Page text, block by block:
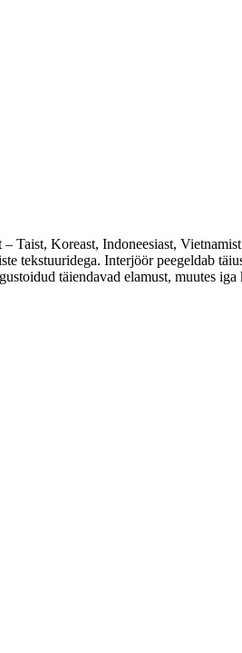
Taist, Koreast, Indoneesiast,
tekstuuridega. Interjöör peegeldab
täiendavad elamust, muutes iga